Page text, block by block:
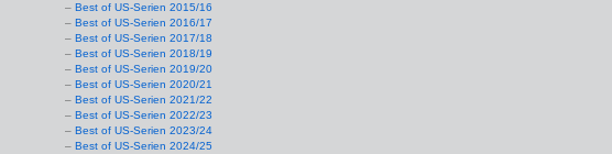
Best of US-Serien 2015/16
Best of US-Serien 2016/17
Best of US-Serien 2017/18
Best of US-Serien 2018/19
Best of US-Serien 2019/20
Best of US-Serien 2020/21
Best of US-Serien 2021/22
Best of US-Serien 2022/23
Best of US-Serien 2023/24
Best of US-Serien 2024/25